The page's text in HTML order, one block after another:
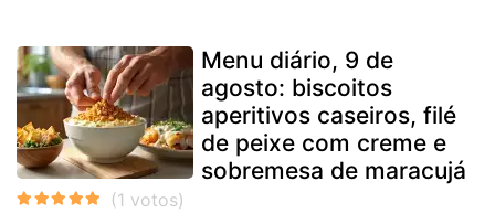
Menu diário, 9 de
agosto: biscoitos
aperitivos caseiros, filé
de peixe com creme e
sobremesa de maracujá